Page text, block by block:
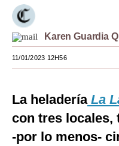
Viajes
Moda
Estilos
México
Karen Guardia
11/01/2023 12H56
La heladería La
con tres locales,
-por lo menos-